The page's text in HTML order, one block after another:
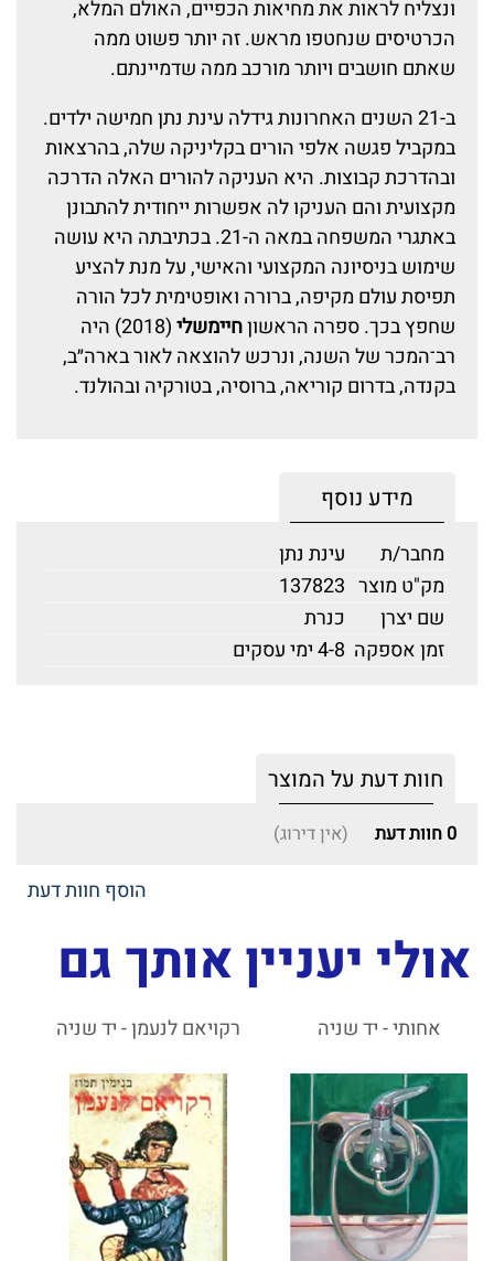
ונצליח לראות את מחיאות הכפיים, האולם המלא,
הכרטיסים שנחטפו מראש. זה יותר פשוט ממה
שאתם חושבים ויותר מורכב ממה שדמיינתם.
ב-21 השנים האחרונות גידלה עינת נתן חמישה ילדים.
במקביל פגשה אלפי הורים בקליניקה שלה, בהרצאות
ובהדרכת קבוצות. היא העניקה להורים האלה הדרכה
מקצועית והם העניקו לה אפשרות ייחודית להתבונן
באתגרי המשפחה במאה ה-21. בכתיבתה היא עושה
שימוש בניסיונה המקצועי והאישי, על מנת להציע
תפיסת עולם מקיפה, ברורה ואופטימית לכל הורה
שחפץ בכך. ספרה הראשוןחיימשלי
(2018) היה
רב־המכר של השנה, ונרכש להוצאה לאור בארה״ב,
בקנדה, בדרום קוריאה, ברוסיה, בטורקיה ובהולנד.
מידע נוסף
מחבר/ת
עינת נתן
מק"ט מוצר 137823
שם יצרן
כנרת
זמן אספקה 4-8 ימי עסקים
חוות דעת על המוצר
0 חוות דעת (אין דירוג)
הוסף חוות דעת
אולי יעניין אותך גם
אחותי - יד שניה רקויאם לנעמן - יד שניה